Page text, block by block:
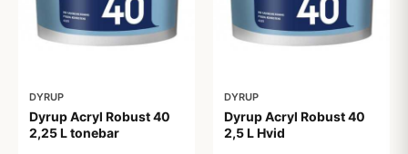
DYRUP
Dyrup Acryl Robust 40
2,25 L tonebar
DYRUP
Dyrup Acryl Robust 40
2,5 L Hvid